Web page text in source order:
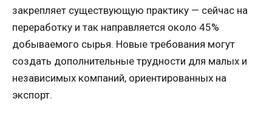
закрепляет существующую практику — сейчас на
переработку и так направляется около 45%
добываемого сырья. Новые требования могут
создать дополнительные трудности для малых и
независимых компаний, ориентированных на
экспорт.